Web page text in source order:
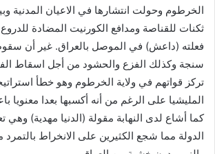
الخرطوم وحولت انتشارها في الاعيان المدنية
ثكنات للقناصة ومدافع الكورنيت المضادة للدروع
فعلته (داعش) في الموصل بالعراق. غير أن
سنجة وكذلك الفزع والحشود من أجل اسقاط
تركز قواتهم في ولاية الخرطوم وهو خطأ
المليشيا على الرغم من أنه أكسبها بعدا معنويا
كما أشاع لدى النهابة مقولة (الدنيا مهدية)
الدولة مما شجع الكثيرين على الانخراط